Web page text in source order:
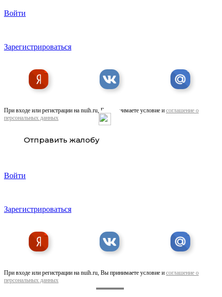
Войти
Зарегистрироваться
При входе или регистрации на nuih.ru, Вы принимаете условие и соглашение о
персональных данных
Отправить жалобу
Войти
Зарегистрироваться
При входе или регистрации на nuih.ru, Вы принимаете условие и соглашение о
персональных данных